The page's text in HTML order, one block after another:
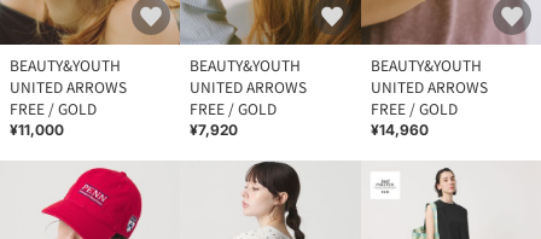
BEAUTY&YOUTH
UNITED ARROWS
FREE / GOLD
¥11,000
BEAUTY&YOUTH
UNITED ARROWS
FREE / GOLD
¥7,920
BEAUTY&YOUTH
UNITED ARROWS
FREE / GOLD
¥14,960